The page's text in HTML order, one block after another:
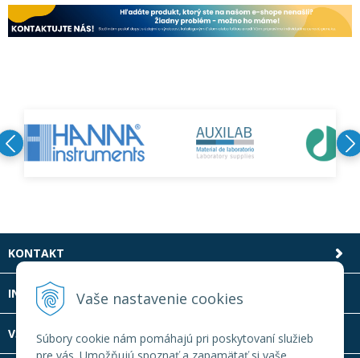
Vaše nastavenie cookies
Súbory cookie nám pomáhajú pri poskytovaní služieb
KONTAKT
INFOLINKA
VŠETKO O NÁKUPE